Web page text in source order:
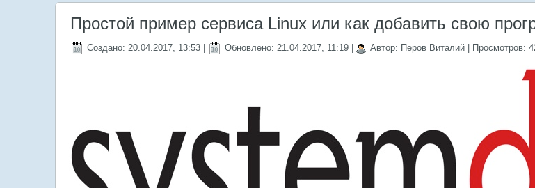
Простой пример сервиса Linux или как добавить свою
Создано: 20.04.2017, 13:53 Обновлено: 21.04.2017, 11:19 Автор: Перов Виталий | Просмотров: